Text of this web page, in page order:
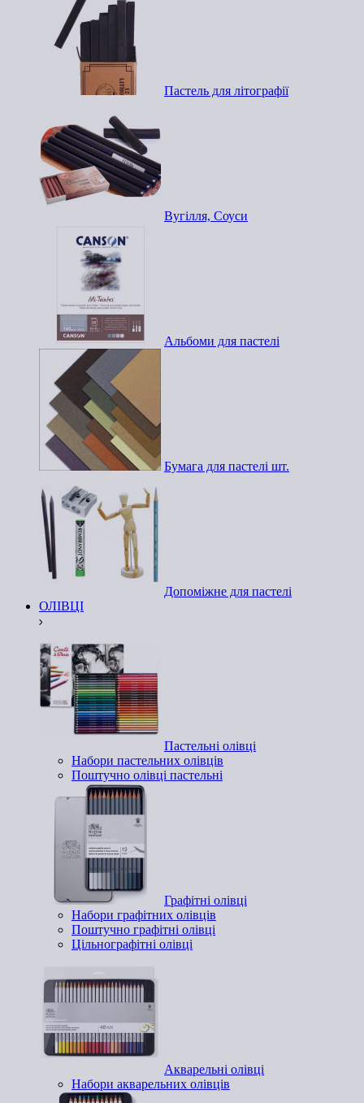
Пастель для літографії
Вугілля, Соуси
Альбоми для пастелі
Бумага для пастелі шт.
Допоміжне для пастелі
ОЛІВЦІ
Пастельні олівці
Набори пастельних олівців
Поштучно олівці пастельні
Графітні олівці
Набори графітних олівців
Поштучно графітні олівці
Цільнографітні олівці
Акварельні олівці
Набори акварельних олівців